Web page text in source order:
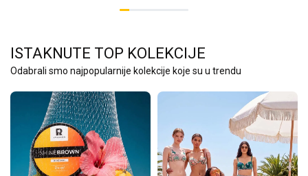
30%
30%
ISTAKNUTE TOP KOLEKCIJE
Odabrali smo najpopularnije kolekcije koje su u trendu